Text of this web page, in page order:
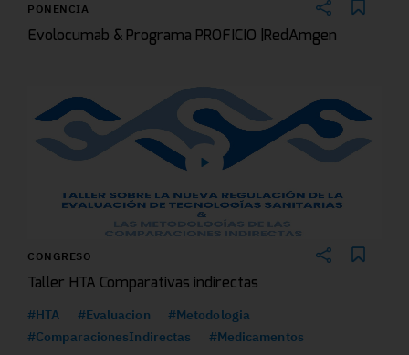
PONENCIA
Evolocumab & Programa PROFICIO |RedAmgen
CONGRESO
Taller HTA Comparativas indirectas
#HTA #Evaluacion
#Metodologia
#ComparacionesIndirectas
#Medicamentos